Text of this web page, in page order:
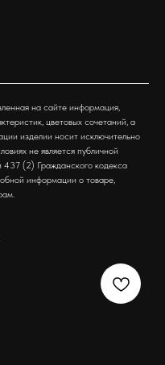
на сайте информация,
цветовых сочетаний, а
изделии носит исключительно
не является публичной
(2) Гражданского кодекса
информации о товаре,